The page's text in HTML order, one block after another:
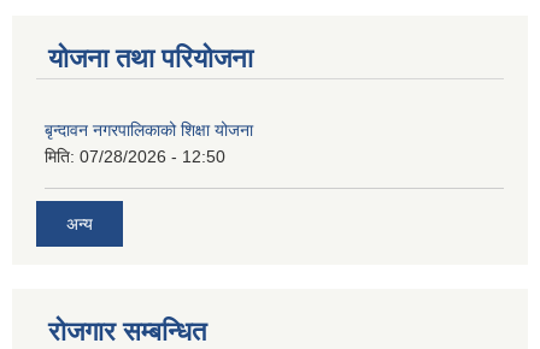
योजना तथा परियोजना
बृन्दावन नगरपालिकाको शिक्षा योजना
मिति: 07/28/2026 - 12:50
अन्य
रोजगार सम्बन्धित